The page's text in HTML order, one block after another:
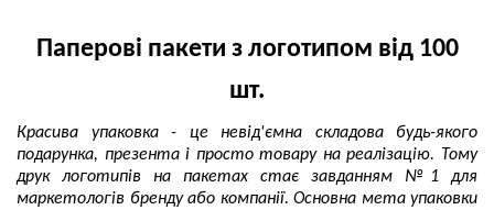
Паперові пакети з логотипом від 100
шт.
Красива упаковка - це невід'ємна складова будь-якого
подарунка, презента і просто товару на реалізацію. Тому
друк логотипів на пакетах стає завданням №1 для
маркетологів бренду або компанії. Основна мета упаковки